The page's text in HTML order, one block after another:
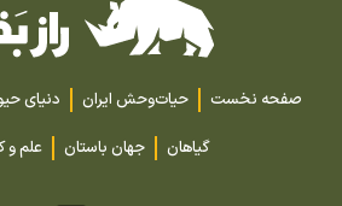
صفحه نخست حیات‌وحش ایران دنیای
گیاهان
جهان باستان علم و